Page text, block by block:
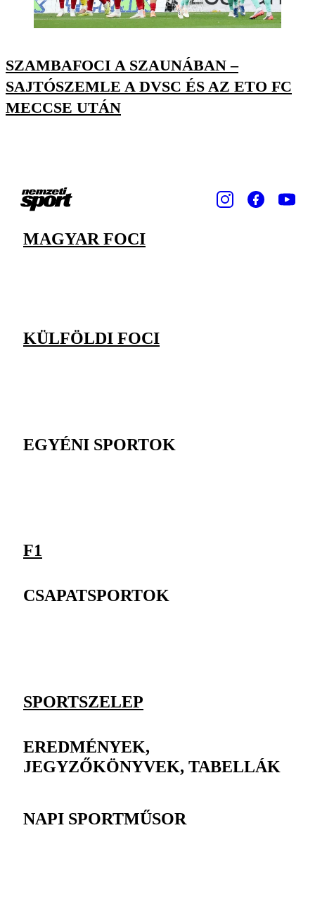
SZAMBAFOCI A SZAUNÁBAN –
SAJTÓSZEMLE A DVSC ÉS AZ ETO FC
MECCSE UTÁN
MAGYAR FOCI
KÜLFÖLDI FOCI
EGYÉNI SPORTOK
F1
CSAPATSPORTOK
SPORTSZELEP
EREDMÉNYEK,
JEGYZŐKÖNYVEK, TABELLÁK
NAPI SPORTMŰSOR